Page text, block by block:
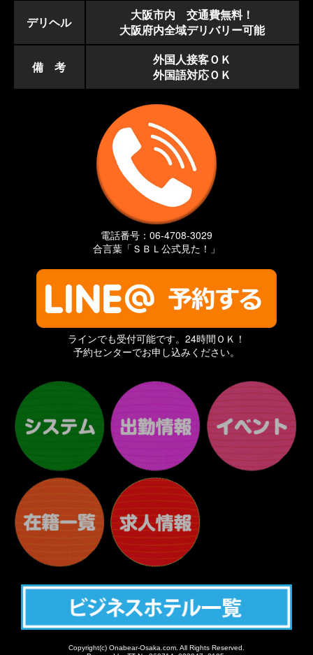
デリヘル
大阪市内 交通費無料！
大阪府内全域デリバリー可能
備 考
外国人接客ＯＫ
外国語対応ＯＫ
電話番号：06-4708-3029
合言葉「ＳＢＬ公式見た！」
ラインでも受付可能です。24時間ＯＫ！
予約センターでお申し込みください。
Copyright(c) Onabear-Osaka.com. All Rights Reserved.